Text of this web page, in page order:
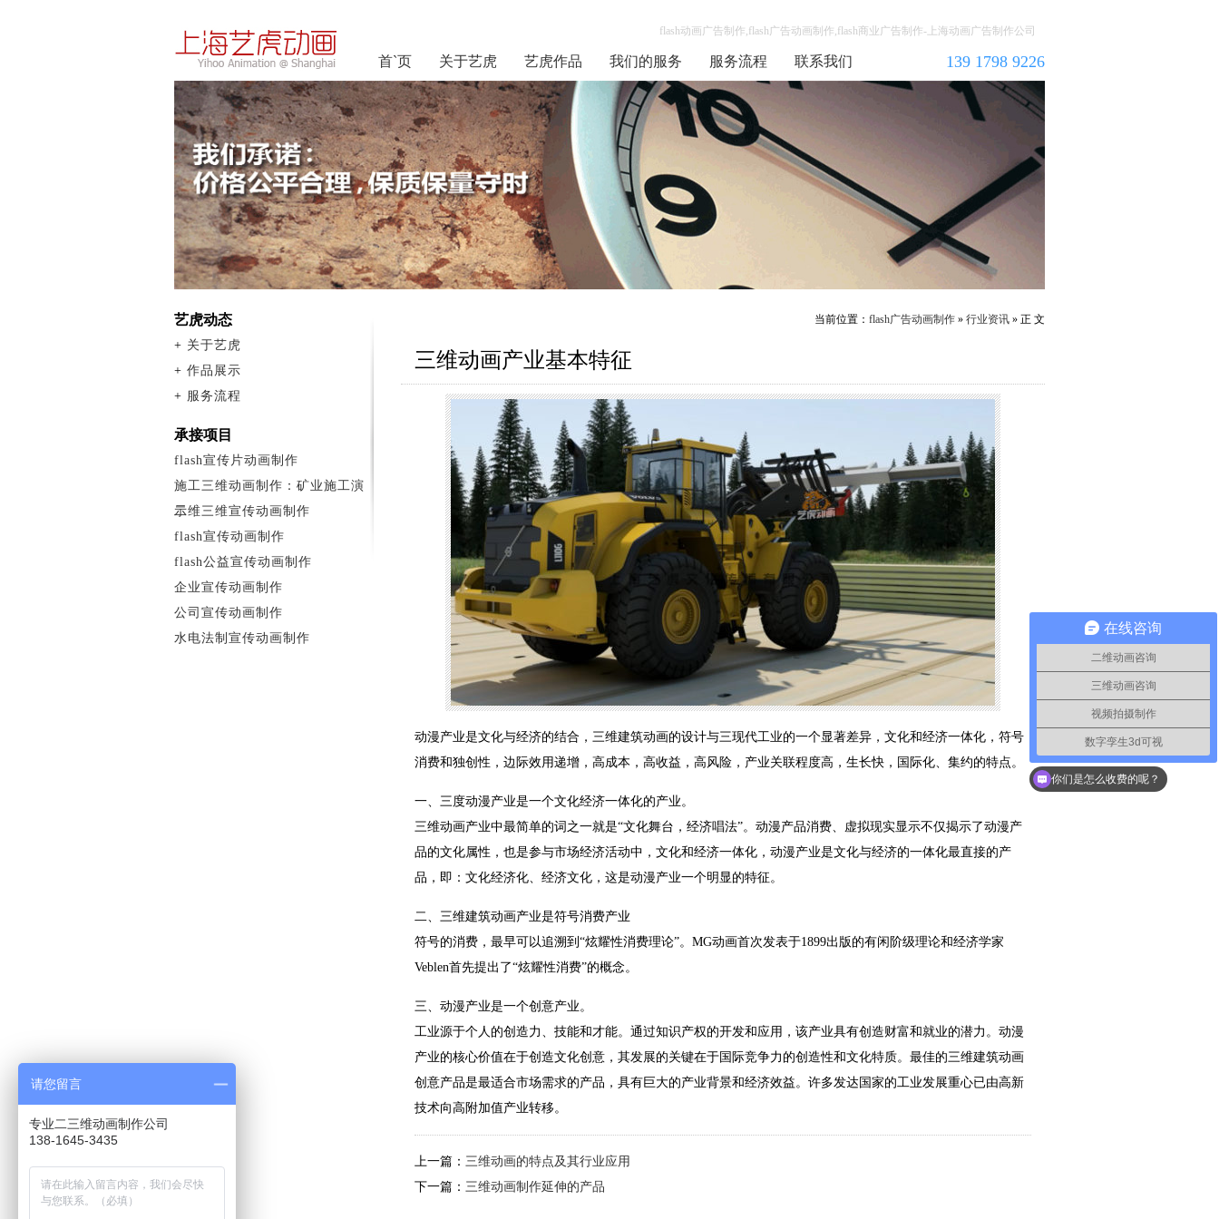
flash动画广告制作,flash广告动画制作,flash商业广告制作-上海动画广告制作公司
首`页 关于艺虎 艺虎作品 我们的服务 服务流程 联系我们 139 1798 9226
当前位置： flash广告动画制作 » 行业资讯 » 正 文
三维动画产业基本特征
动漫产业是文化与经济的结合，三维建筑动画的设计与三现代工业的一个显著差异，文化和经济一体化，符号
消费和独创性，边际效用递增，高成本，高收益，高风险，产业关联程度高，生长快，国际化、集约的特点。
一、三度动漫产业是一个文化经济一体化的产业。
三维动画产业中最简单的词之一就是“文化舞台，经济唱法”。动漫产品消费、虚拟现实显示不仅揭示了动漫产
品的文化属性，也是参与市场经济活动中，文化和经济一体化，动漫产业是文化与经济的一体化最直接的产
品，即：文化经济化、经济文化，这是动漫产业一个明显的特征。
二、三维建筑动画产业是符号消费产业
符号的消费，最早可以追溯到“炫耀性消费理论”。MG动画首次发表于1899出版的有闲阶级理论和经济学家
Veblen首先提出了“炫耀性消费”的概念。
三、动漫产业是一个创意产业。
工业源于个人的创造力、技能和才能。通过知识产权的开发和应用，该产业具有创造财富和就业的潜力。动漫
产业的核心价值在于创造文化创意，其发展的关键在于国际竞争力的创造性和文化特质。最佳的三维建筑动画
创意产品是最适合市场需求的产品，具有巨大的产业背景和经济效益。许多发达国家的工业发展重心已由高新
技术向高附加值产业转移。
上一篇： 三维动画的特点及其行业应用
下一篇： 三维动画制作延伸的产品
艺虎动态
+ 关于艺虎
+ 作品展示
+ 服务流程
承接项目
flash宣传片动画制作
施工三维动画制作：矿业施工演
示
二维三维宣传动画制作
flash宣传动画制作
flash公益宣传动画制作
企业宣传动画制作
公司宣传动画制作
水电法制宣传动画制作
在线咨询
二维动画咨询
三维动画咨询
视频拍摄制作
数字孪生3d可视
你们是怎么收费的呢？
如何联系你们
请您留言
专业二三维动画制作公司
138-1645-3435